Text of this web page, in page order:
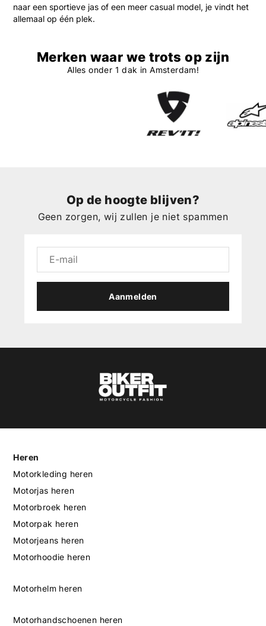
naar een sportieve jas of een meer casual model, je vindt het
allemaal op één plek.
Merken waar we trots op zijn
Alles onder 1 dak in Amsterdam!
Op de hoogte blijven?
Geen zorgen, wij zullen je niet spammen
Aanmelden
Heren
Motorkleding heren
Motorjas heren
Motorbroek heren
Motorpak heren
Motorjeans heren
Motorhoodie heren
Motorhelm heren
Motorhandschoenen heren